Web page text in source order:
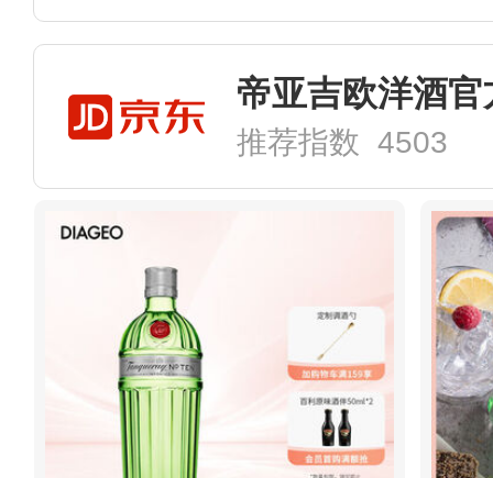
帝亚吉欧洋酒
推荐指数 4503